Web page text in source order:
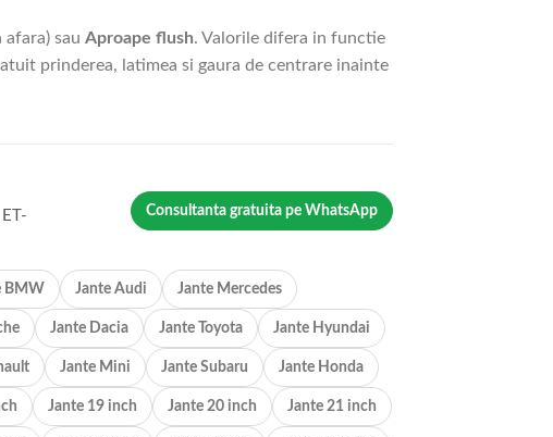
afara) sau Aproape flush. Valorile difera in functie
prinderea, latimea si gaura de centrare inainte
Consultanta gratuita pe WhatsApp
BMW Jante Audi Jante Mercedes
Jante Dacia Jante Toyota Jante Hyundai
Jante Mini Jante Subaru Jante Honda
Jante 19 inch Jante 20 inch Jante 21 inch